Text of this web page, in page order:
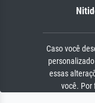
Caso você
essas
você. Por